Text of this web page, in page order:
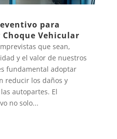
para
Vehicular
que sean,
y el valor de nuestros
fundamental adoptar
reducir los daños y
autopartes. El
no solo...